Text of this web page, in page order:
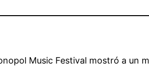
Music Festival mostró a un